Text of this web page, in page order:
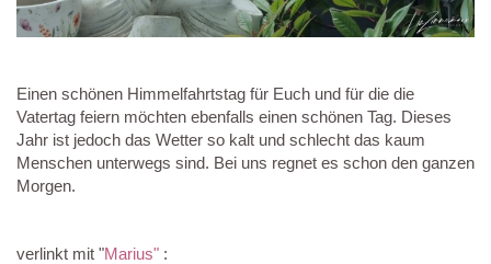
Einen schönen Himmelfahrtstag für Euch und für die die
Vatertag feiern möchten ebenfalls einen schönen Tag. Dieses
Jahr ist jedoch das Wetter so kalt und schlecht das kaum
Menschen unterwegs sind. Bei uns regnet es schon den ganzen
Morgen.
verlinkt mit "Marius" :